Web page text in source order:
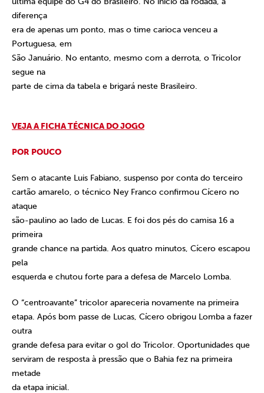
diferença
era de apenas um ponto, mas o time carioca venceu a
Portuguesa, em
São Januário. No entanto, mesmo com a derrota, o Tricolor
segue na
parte de cima da tabela e brigará neste Brasileiro.
VEJA A FICHA TÉCNICA DO JOGO
POR POUCO
Sem o atacante Luis Fabiano, suspenso por conta do terceiro
cartão amarelo, o técnico Ney Franco confirmou Cícero no
ataque
são-paulino ao lado de Lucas. E foi dos pés do camisa 16 a
primeira
grande chance na partida. Aos quatro minutos, Cícero escapou
pela
esquerda e chutou forte para a defesa de Marcelo Lomba.
O “centroavante” tricolor apareceria novamente na primeira
etapa. Após bom passe de Lucas, Cícero obrigou Lomba a fazer
outra
grande defesa para evitar o gol do Tricolor. Oportunidades que
serviram de resposta à pressão que o Bahia fez na primeira
metade
da etapa inicial.